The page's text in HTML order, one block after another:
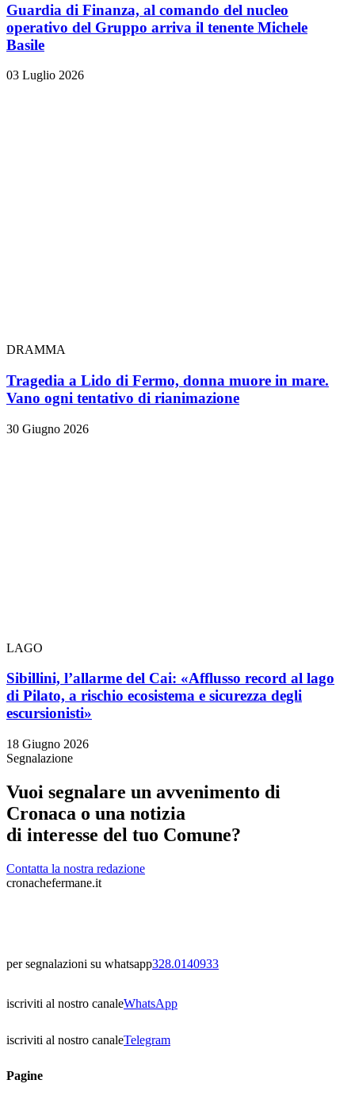
Guardia di Finanza, al comando del nucleo
operativo del Gruppo arriva il tenente Michele
Basile
03 Luglio 2026
DRAMMA
Tragedia a Lido di Fermo, donna muore in mare.
Vano ogni tentativo di rianimazione
30 Giugno 2026
LAGO
Sibillini, l’allarme del Cai: «Afflusso record al lago
di Pilato, a rischio ecosistema e sicurezza degli
escursionisti»
18 Giugno 2026
Segnalazione
Vuoi segnalare un avvenimento di
Cronaca o una notizia
di interesse del tuo Comune?
Contatta la nostra redazione
cronachefermane.it
per segnalazioni su whatsapp328.0140933
iscriviti al nostro canaleWhatsApp
iscriviti al nostro canaleTelegram
Pagine